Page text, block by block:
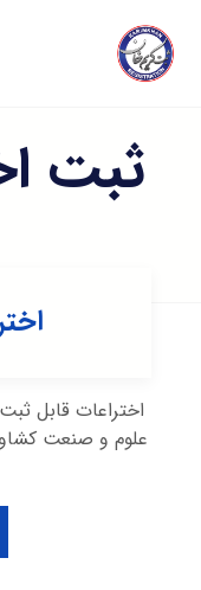
ثبت
اختراعات قابل
علوم و صنعت